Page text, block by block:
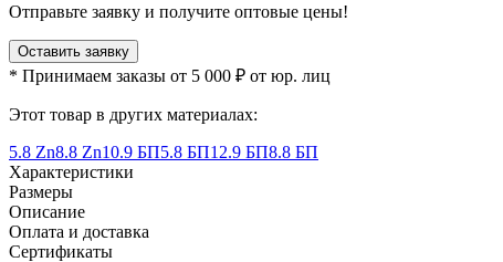
Отправьте заявку и получите оптовые цены!
Оставить заявку
* Принимаем заказы от 5 000 ₽ от юр. лиц
Этот товар в других материалах:
5.8 Zn8.8 Zn10.9 БП5.8 БП12.9 БП8.8 БП
Характеристики
Размеры
Описание
Оплата и доставка
Сертификаты